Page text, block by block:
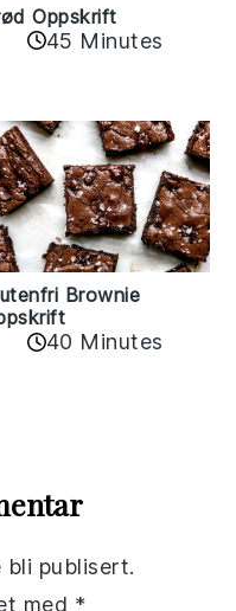
Oppskrift
45 Minutes
Brownie
40 Minutes
bli publisert.
med *